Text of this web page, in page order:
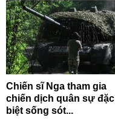
Chiến sĩ Nga tham gia
chiến dịch quân sự đặc
biệt sống sót...